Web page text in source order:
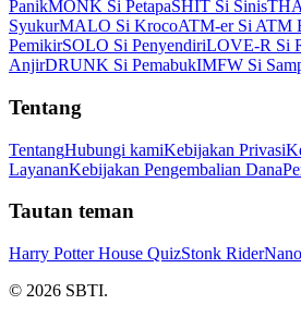
PanikMONK Si PetapaSHIT Si Sinis
SyukurMALO Si KrocoATM-er Si ATM
PemikirSOLO Si PenyendiriLOVE-R Si
AnjirDRUNK Si PemabukIMFW Si
Tentang
TentangHubungi kamiKebijakan Privasi
LayananKebijakan Pengembalian Dana
Tautan teman
Harry Potter House QuizStonk Rider
© 2026 SBTI.